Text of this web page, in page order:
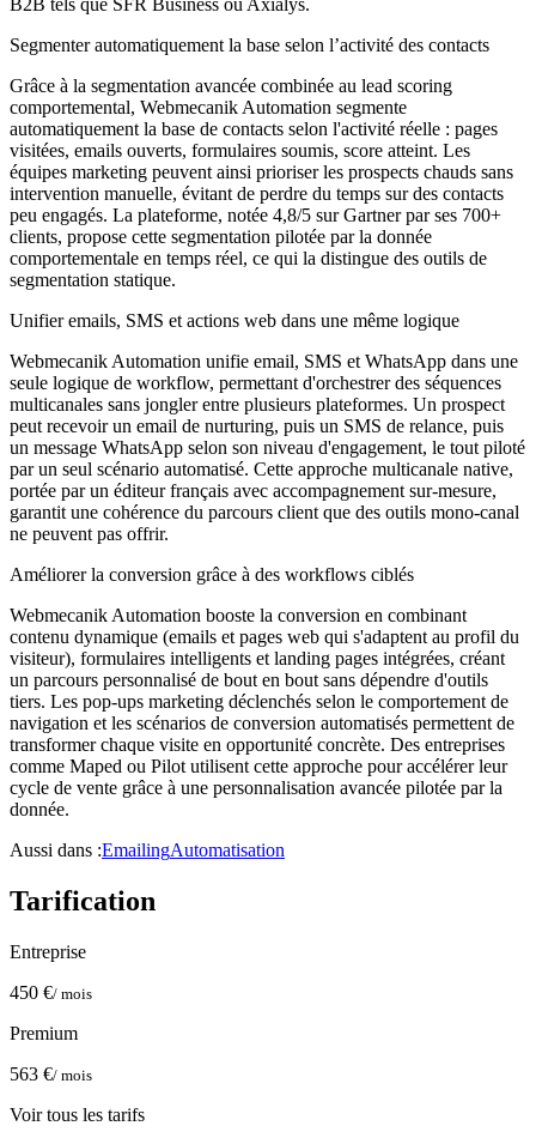
Segmenter automatiquement la base selon l’activité des contacts
Grâce à la segmentation avancée combinée au lead scoring
comportemental, Webmecanik Automation segmente
automatiquement la base de contacts selon l'activité réelle : pages
visitées, emails ouverts, formulaires soumis, score atteint. Les
équipes marketing peuvent ainsi prioriser les prospects chauds sans
intervention manuelle, évitant de perdre du temps sur des contacts
peu engagés. La plateforme, notée 4,8/5 sur Gartner par ses 700+
clients, propose cette segmentation pilotée par la donnée
comportementale en temps réel, ce qui la distingue des outils de
segmentation statique.
Unifier emails, SMS et actions web dans une même logique
Webmecanik Automation unifie email, SMS et WhatsApp dans une
seule logique de workflow, permettant d'orchestrer des séquences
multicanales sans jongler entre plusieurs plateformes. Un prospect
peut recevoir un email de nurturing, puis un SMS de relance, puis
un message WhatsApp selon son niveau d'engagement, le tout piloté
par un seul scénario automatisé. Cette approche multicanale native,
portée par un éditeur français avec accompagnement sur-mesure,
garantit une cohérence du parcours client que des outils mono-canal
ne peuvent pas offrir.
Améliorer la conversion grâce à des workflows ciblés
Webmecanik Automation booste la conversion en combinant
contenu dynamique (emails et pages web qui s'adaptent au profil du
visiteur), formulaires intelligents et landing pages intégrées, créant
un parcours personnalisé de bout en bout sans dépendre d'outils
tiers. Les pop-ups marketing déclenchés selon le comportement de
navigation et les scénarios de conversion automatisés permettent de
transformer chaque visite en opportunité concrète. Des entreprises
comme Maped ou Pilot utilisent cette approche pour accélérer leur
cycle de vente grâce à une personnalisation avancée pilotée par la
donnée.
Aussi dans :EmailingAutomatisation
Tarification
Entreprise
450 €/ mois
Premium
563 €/ mois
Voir tous les tarifs